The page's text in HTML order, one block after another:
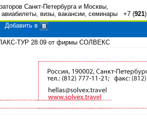
Санкт-Петербурга и Москвы,
визы, вакансии, семинары +7 (921)
Добавить в
ТУР 28.09 от фирмы СОЛВЕКС